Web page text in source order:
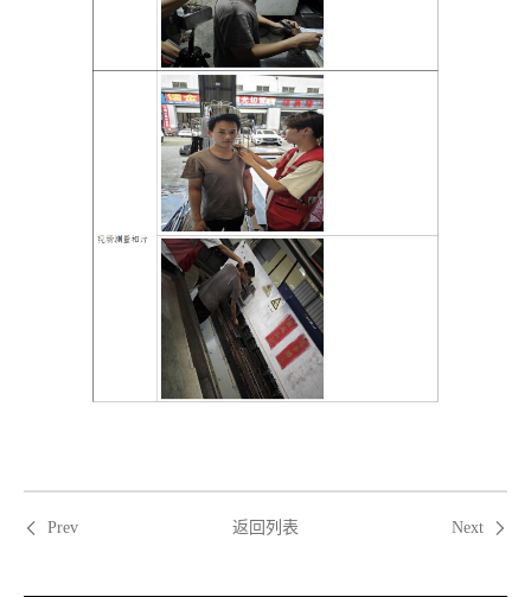
Prev 返回列表 Next